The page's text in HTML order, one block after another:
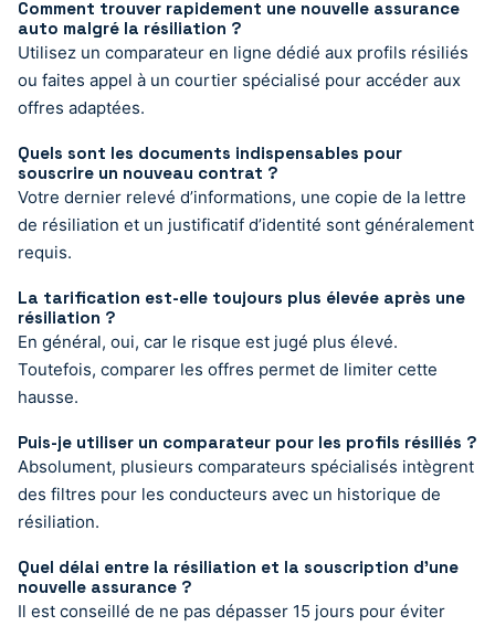
Comment trouver rapidement une nouvelle assurance
auto malgré la résiliation ?
Utilisez un comparateur en ligne dédié aux profils résiliés
ou faites appel à un courtier spécialisé pour accéder aux
offres adaptées.
Quels sont les documents indispensables pour
souscrire un nouveau contrat ?
Votre dernier relevé d’informations, une copie de la lettre
de résiliation et un justificatif d’identité sont généralement
requis.
La tarification est-elle toujours plus élevée après une
résiliation ?
En général, oui, car le risque est jugé plus élevé.
Toutefois, comparer les offres permet de limiter cette
hausse.
Puis-je utiliser un comparateur pour les profils résiliés ?
Absolument, plusieurs comparateurs spécialisés intègrent
des filtres pour les conducteurs avec un historique de
résiliation.
Quel délai entre la résiliation et la souscription d’une
nouvelle assurance ?
Il est conseillé de ne pas dépasser 15 jours pour éviter